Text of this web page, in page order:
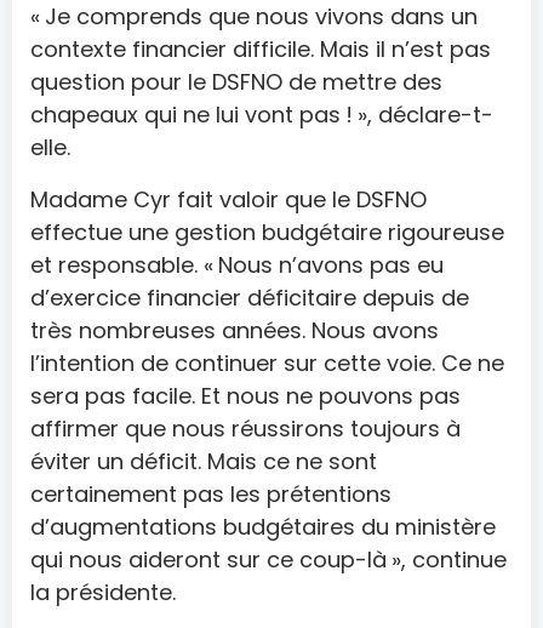
« Je comprends que nous vivons dans un
contexte financier difficile. Mais il n’est pas
question pour le DSFNO de mettre des
chapeaux qui ne lui vont pas ! », déclare-t-
elle.
Madame Cyr fait valoir que le DSFNO
effectue une gestion budgétaire rigoureuse
et responsable. « Nous n’avons pas eu
d’exercice financier déficitaire depuis de
très nombreuses années. Nous avons
l’intention de continuer sur cette voie. Ce ne
sera pas facile. Et nous ne pouvons pas
affirmer que nous réussirons toujours à
éviter un déficit. Mais ce ne sont
certainement pas les prétentions
d’augmentations budgétaires du ministère
qui nous aideront sur ce coup-là », continue
la présidente.